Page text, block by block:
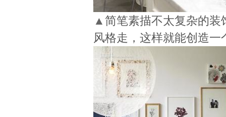
▲ 简笔素描不太复杂的
风格走，这样就能创造一